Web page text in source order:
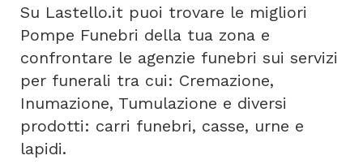
Su Lastello.it puoi trovare le migliori
Pompe Funebri della tua zona e
confrontare le agenzie funebri sui servizi
per funerali tra cui: Cremazione,
Inumazione, Tumulazione e diversi
prodotti: carri funebri, casse, urne e
lapidi.